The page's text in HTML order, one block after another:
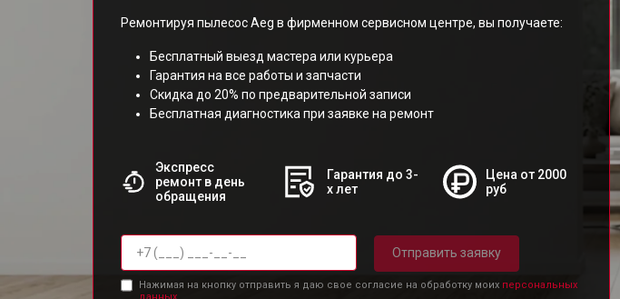
Ремонтируя пылесос Aeg в фирменном сервисном центре, вы получаете:
Бесплатный выезд мастера или курьера
Гарантия на все работы и запчасти
Скидка до 20% по предварительной записи
Бесплатная диагностика при заявке на ремонт
Экспресс
ремонт в день
обращения
Гарантия до 3-
х лет
Цена от 2000
руб
Отправить заявку
Нажимая на кнопку отправить я даю свое согласие на обработку моих персональных
данных.